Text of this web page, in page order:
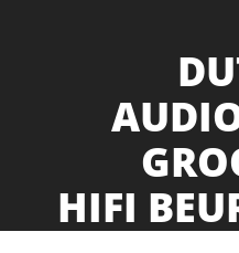
HIFI